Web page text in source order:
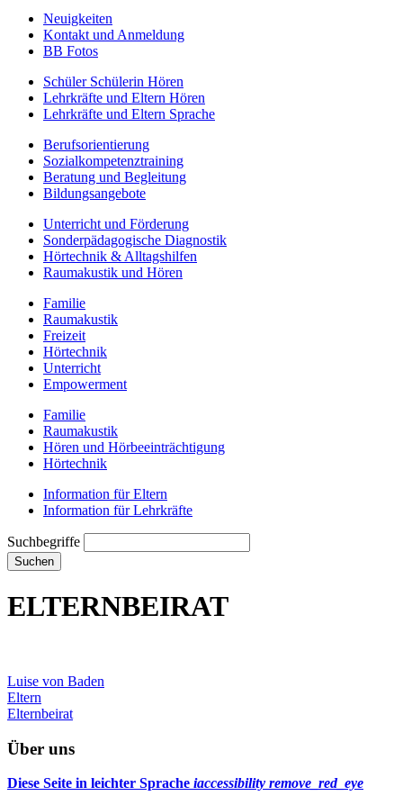
Neuigkeiten
Kontakt und Anmeldung
BB Fotos
Schüler Schülerin Hören
Lehrkräfte und Eltern Hören
Lehrkräfte und Eltern Sprache
Berufs­orientierung
Sozialkompetenztraining
Beratung und Begleitung
Bildungsangebote
Unterricht und Förderung
Sonderpädagogische Diagnostik
Hörtechnik & Alltagshilfen
Raumakustik und Hören
Familie
Raumakustik
Freizeit
Hörtechnik
Unterricht
Empowerment
Familie
Raumakustik
Hören und Hörbeeinträchtigung
Hörtechnik
Information für Eltern
Information für Lehrkräfte
Suchbegriffe
Suchen
ELTERNBEIRAT
Luise von Baden
Eltern
Elternbeirat
Über uns
Diese Seite in leichter Sprache iaccessibility remove_red_eye